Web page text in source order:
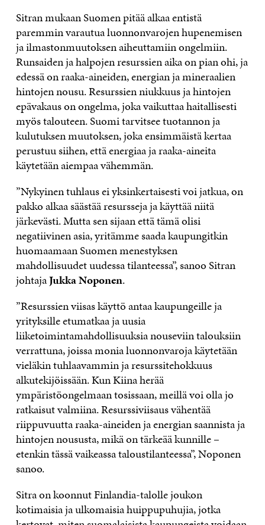
Sitran mukaan Suomen pitää alkaa entistä
paremmin varautua luonnonvarojen hupenemisen
ja ilmastonmuutoksen aiheuttamiin ongelmiin.
Runsaiden ja halpojen resurssien aika on pianohi, ja
edessä on raaka-aineiden, energian ja mineraalien
hintojen nousu. Resurssien niukkuus ja hintojen
epävakaus on ongelma, joka vaikuttaa haitallisesti
myös talouteen. Suomi tarvitsee tuotannon ja
kulutuksen muutoksen, joka ensimmäistä kertaa
perustuu siihen, että energiaa ja raaka-aineita
käytetään aiempaa vähemmän.
”Nykyinen tuhlaus ei yksinkertaisesti voi jatkua, on
pakko alkaa säästää resursseja ja käyttää niitä
järkevästi. Mutta sen sijaan että tämä olisi
negatiivinen asia, yritämme saada kaupungitkin
huomaamaan Suomen menestyksen
mahdollisuudet uudessa tilanteessa”, sanoo Sitran
johtajaJukka Noponen.
”Resurssien viisas käyttö antaa kaupungeille ja
yrityksille etumatkaa ja uusia
liiketoimintamahdollisuuksia nouseviin talouksiin
verrattuna, joissa monia luonnonvaroja käytetään
vieläkin tuhlaavammin ja resurssitehokkuus
alkutekijöissään. Kun Kiina herää
ympäristöongelmaan tosissaan, meillä voi olla jo
ratkaisut valmiina. Resurssiviisaus vähentää
riippuvuutta raaka-aineiden ja energian saannista ja
hintojen noususta, mikä on tärkeää kunnille –
etenkin tässä vaikeassa taloustilanteessa”, Noponen
sanoo.
Sitra on koonnut Finlandia-talolle joukon
kotimaisia ja ulkomaisia huippupuhujia, jotka